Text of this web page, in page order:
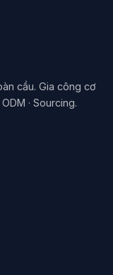
cầu. Gia công cơ
· Sourcing.